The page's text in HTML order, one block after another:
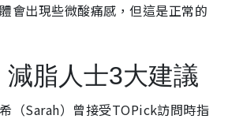
會出現些微酸痛感，但這是正常的
減脂人士3大建議
（Sarah）曾接受TOPick訪問時指